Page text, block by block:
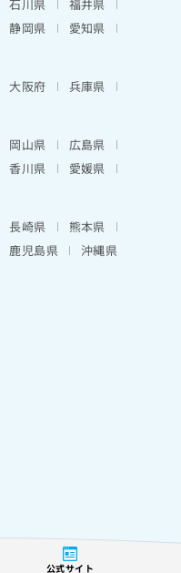
公式サイト
石川県
福井県
静岡県
愛知県
大阪府
兵庫県
岡山県
広島県
香川県
愛媛県
長崎県
熊本県
鹿児島県 沖縄県